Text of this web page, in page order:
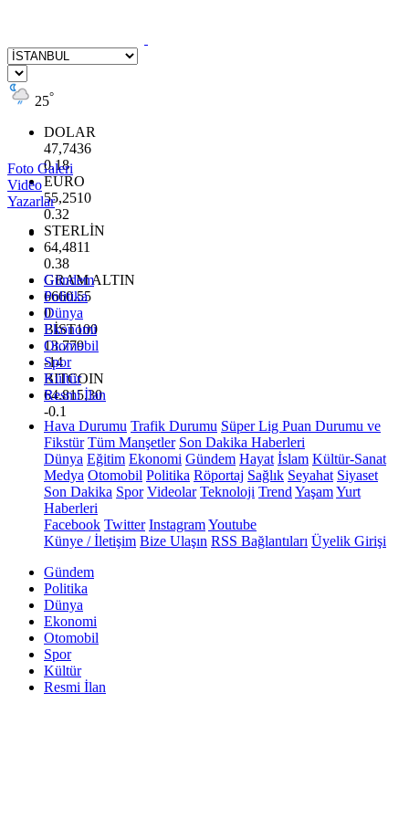
25°
DOLAR
47,7436
0.18
EURO
55,2510
0.32
STERLİN
64,4811
0.38
GRAM ALTIN
6660.55
0
BİST100
13.779
-14
BITCOIN
64.815,30
-0.1
Foto Galeri
Video
Yazarlar
Gündem
Politika
Dünya
Ekonomi
Otomobil
Spor
Kültür
Resmi İlan
Hava Durumu Trafik Durumu Süper Lig Puan Durumu ve
Fikstür Tüm Manşetler Son Dakika Haberleri
Dünya Eğitim Ekonomi Gündem Hayat İslam Kültür-Sanat
Medya Otomobil Politika Röportaj Sağlık Seyahat Siyaset
Son Dakika Spor Videolar Teknoloji Trend YaşamYurt
Haberleri
Facebook Twitter InstagramYoutube
Künye / İletişim Bize Ulaşın RSS Bağlantıları Üyelik Girişi
Gündem
Politika
Dünya
Ekonomi
Otomobil
Spor
Kültür
Resmi İlan